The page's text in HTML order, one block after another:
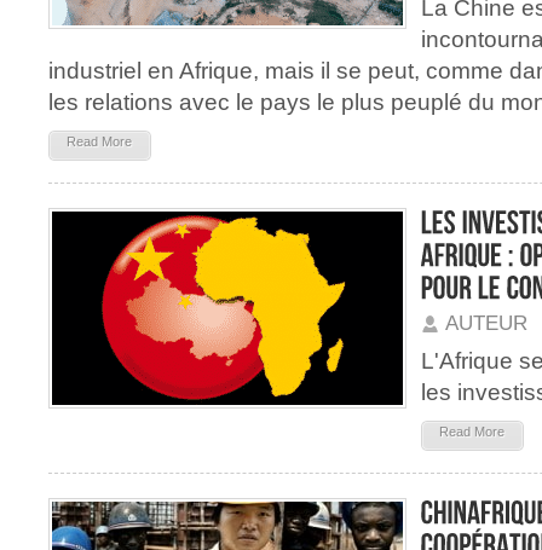
La Chine
industriel en Afrique, mais il se peut, comme
les relations avec le pays le plus peuplé du
Read More
AUTEUR
L'Afrique
les
Read More